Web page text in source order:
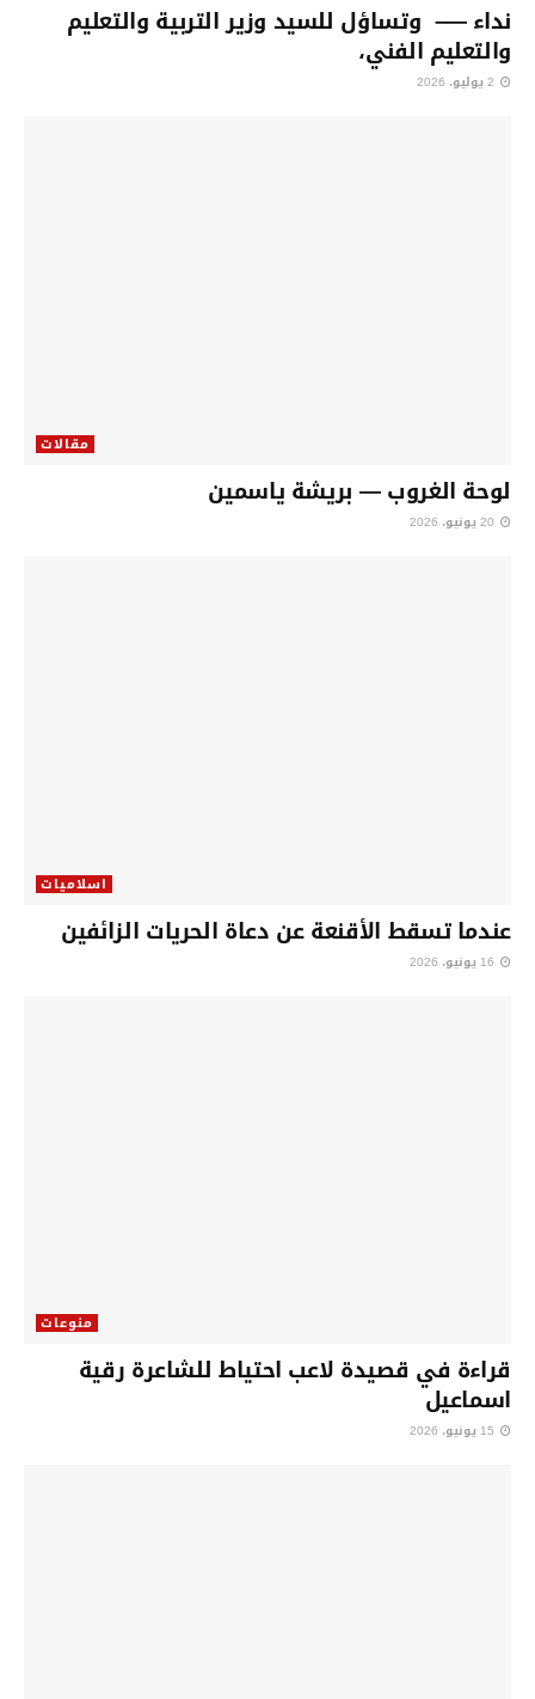
نداء —– وتساؤل للسيد وزير التربية والتعليم
والتعليم الفني،
مقالات
لوحة الغروب — بريشة ياسمين
اسلاميات
عندما تسقط الأقنعة عن دعاة الحريات الزائفين
منوعات
قراءة في قصيدة لاعب احتياط للشاعرة رقية
اسماعيل